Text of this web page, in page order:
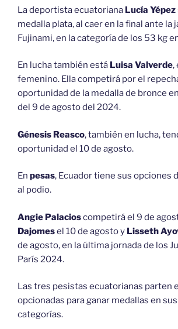
La deportista ecuatoriana Lucía Yépez
medalla plata, al caer en la final ante la
Fujinami, en la categoría de los 53 kg
En lucha también está Luisa Valverde,
femenino. Ella competirá por el
oportunidad de la medalla de bronce
del 9 de agosto del 2024.
Génesis Reasco, también en lucha,
oportunidad el 10 de agosto.
En pesas, Ecuador tiene sus opciones
al podio.
Angie Palacioscompetirá el 9 de
Dajomesel 10 de agosto y Lisseth
de agosto, en la última jornada de los
París 2024.
Las tres pesistas ecuatorianas parten
opcionadas para ganar medallas en
categorías.